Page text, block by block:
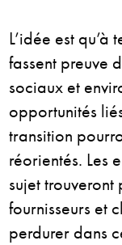
L’idée est qu’à
fassent preuve
sociaux et
opportunités
transition
réorientés. Les
sujet
fournisseurs et
perdurer dans